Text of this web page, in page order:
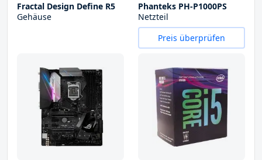
Fractal Design Define R5
Gehäuse
Phanteks PH-P1000PS
Netzteil
Preis überprüfen